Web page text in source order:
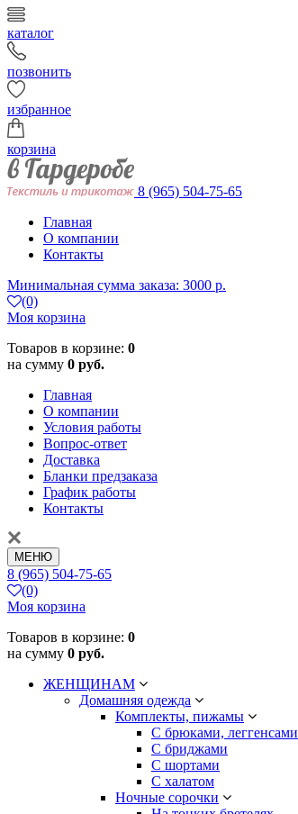
каталог
позвонить
избранное
корзина
8 (965) 504-75-65
Главная
О компании
Контакты
Минимальная сумма заказа: 3000 р.
(0)
Моя корзина
Товаров в корзине: 0
на сумму 0 руб.
Главная
О компании
Условия работы
Вопрос-ответ
Доставка
Бланки предзаказа
График работы
Контакты
МЕНЮ
8 (965) 504-75-65
(0)
Моя корзина
Товаров в корзине: 0
на сумму 0 руб.
ЖЕНЩИНАМ
Домашняя одежда
Комплекты, пижамы
С брюками, леггенсами
С бриджами
С шортами
С халатом
Ночные сорочки